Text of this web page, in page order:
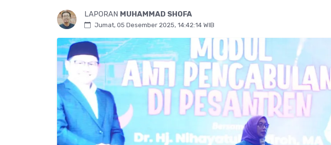
LAPORAN MUHAMMAD SHOFA
Jumat, 05 Desember 2025, 14:42:14 WIB